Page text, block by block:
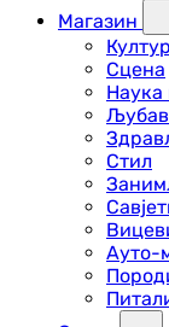
Магазин
Сцена
Наука
Љубав
Стил
Ауто-